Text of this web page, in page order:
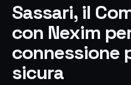
Sassari, il
con Nexim
connessione
sicura